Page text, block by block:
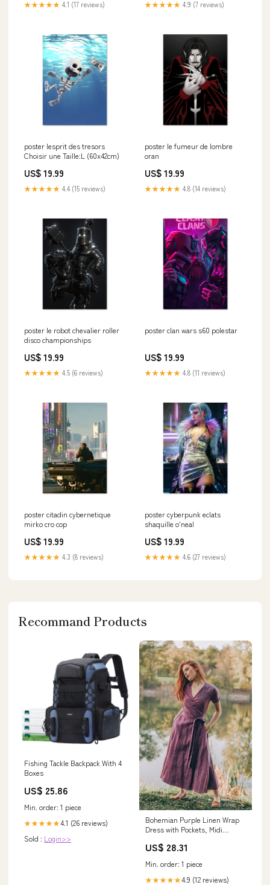
★★★★★ 4.1 (17 reviews) ★★★★★ 4.9 (7 reviews)
poster lesprit des tresors
Choisir une Taille:L (60x42cm)
US$ 19.99
★★★★★ 4.4 (15 reviews)
poster le fumeur de lombre
oran
US$ 19.99
★★★★★ 4.8 (14 reviews)
poster le robot chevalier roller
disco championships
US$ 19.99
★★★★★ 4.5 (6 reviews)
poster clan wars s60 polestar
US$ 19.99
★★★★★ 4.8 (11 reviews)
poster citadin cybernetique
mirko cro cop
US$ 19.99
★★★★★ 4.3 (8 reviews)
poster cyberpunk eclats
shaquille o'neal
US$ 19.99
★★★★★ 4.6 (27 reviews)
Recommand Products
Fishing Tackle Backpack With 4
Boxes
US$ 25.86
Min. order: 1 piece
★★★★★4.1 (26 reviews)
Sold : Login>>
Bohemian Purple Linen Wrap
Dress with Pockets, Midi
VisibleArt, 2XL / Black
US$ 28.31
Min. order: 1 piece
★★★★★4.9 (12 reviews)